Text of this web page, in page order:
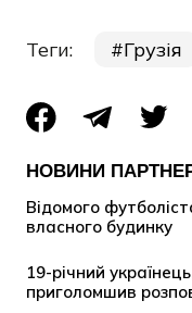
Теги: Грузія